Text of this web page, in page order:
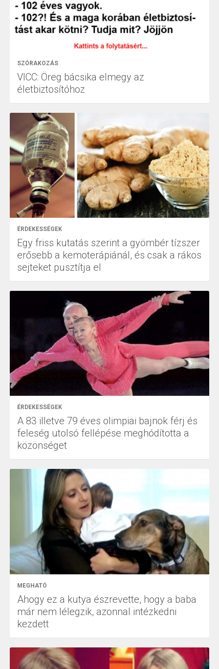
SZÓRAKOZÁS
VICC: Öreg bácsika elmegy az
életbiztosítóhoz
ÉRDEKESSÉGEK
Egy friss kutatás szerint a gyömbér tízszer
erősebb a kemoterápiánál, és csak a rákos
sejteket pusztítja el
ÉRDEKESSÉGEK
A 83 illetve 79 éves olimpiai bajnok férj és
feleség utolsó fellépése meghódította a
közönséget
MEGHATÓ
Ahogy ez a kutya észrevette, hogy a baba
már nem lélegzik, azonnal intézkedni
kezdett